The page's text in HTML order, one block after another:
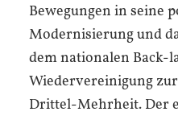
Bewegungen in seine
Modernisierung und
dem nationalen Back-
Wiedervereinigung
Drittel-Mehrheit. Der